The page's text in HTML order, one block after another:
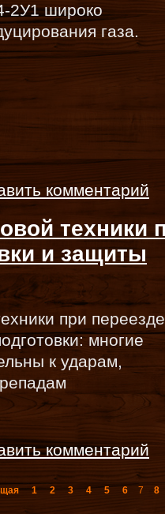
2У1 широко
газа.
комментарий
техники
и защиты
при переезде
многие
к ударам,
комментарий
1 2 3 4 5 6 7 8